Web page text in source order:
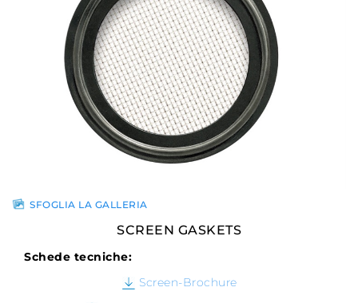
SFOGLIA LA GALLERIA
SCREEN GASKETS
Schede tecniche:
Screen-Brochure